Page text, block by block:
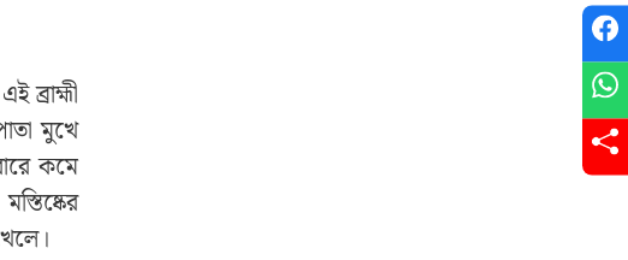
ব্রাহ্মী
মুখে
কমে